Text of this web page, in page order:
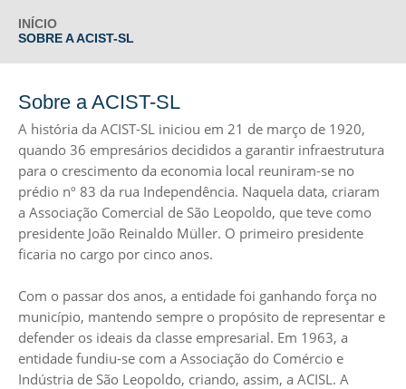
INÍCIO
SOBRE A ACIST-SL
Sobre a ACIST-SL
A história da ACIST-SL iniciou em 21 de março de 1920,
quando 36 empresários decididos a garantir infraestrutura
para o crescimento da economia local reuniram-se no
prédio nº 83 da rua Independência. Naquela data, criaram
a Associação Comercial de São Leopoldo, que teve como
presidente João Reinaldo Müller. O primeiro presidente
ficaria no cargo por cinco anos.
Com o passar dos anos, a entidade foi ganhando força no
município, mantendo sempre o propósito de representar e
defender os ideais da classe empresarial. Em 1963, a
entidade fundiu-se com a Associação do Comércio e
Indústria de São Leopoldo, criando, assim, a ACISL. A